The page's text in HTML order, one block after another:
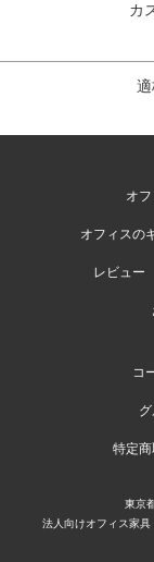
カ
オ
オフィスの
レビュー
コ
特定
東京
法人向けオフィス家